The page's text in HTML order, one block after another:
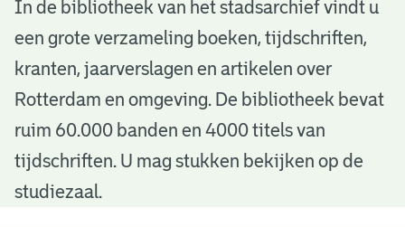
B
b
o
In de bibliotheek van het stadsarchief vindt u
een grote verzameling boeken, tijdschriften,
kranten, jaarverslagen en artikelen over
Rotterdam en omgeving. De bibliotheek bevat
ruim 60.000 banden en 4000 titels van
tijdschriften. U mag stukken bekijken op de
studiezaal.